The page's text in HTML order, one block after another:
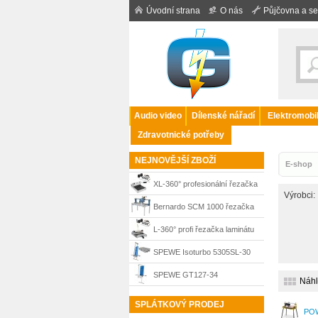
Úvodní strana O nás Půjčovna a
Audio video Dílenské nářadí
Zdravotnické potřeby
NEJNOVĚJŠÍ ZBOŽÍ
XL-360° profesionální řezačka
laminátu 420 mm Bautec
Bernardo SCM 1000 řezačka
na dlažbu a kámen, 400 V, 14-
3105
L-360° profi řezačka laminátu
330 mm pro podélné řezy
Bautec
SPEWE Isoturbo 5305SL-30
řezačka polystyrenu + kufr
SPEWE GT127-34
teleskopická řezačka
SPLÁTKOVÝ PRODEJ
E-shop
Výrobci: